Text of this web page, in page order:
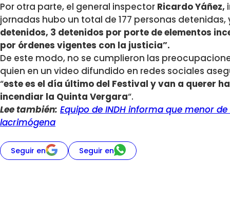
Por otra parte, el general inspector Ricardo Yáñez,
jornadas hubo un total de 177 personas detenidas,
detenidos, 3 detenidos por porte de elementos
por órdenes vigentes con la justicia”.
De este modo, no se cumplieron las
quien en un video difundido en redes sociales
“este es el día último del Festival y van a querer
incendiar la Quinta Vergara“.
Lee también: Equipo de INDH informa que menor
lacrimógena
Seguir en Seguir en